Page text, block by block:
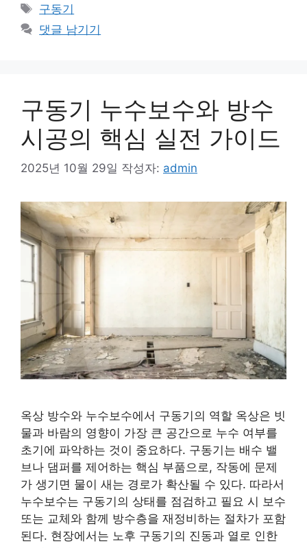
고
리
태
그
구동기
댓글 남기기
구동기 누수보수와 방수
시공의 핵심 실전 가이드
2025년 10월 29일 작성자: admin
옥상 방수와 누수보수에서 구동기의 역할 옥상은 빗
물과 바람의 영향이 가장 큰 공간으로 누수 여부를
초기에 파악하는 것이 중요하다. 구동기는 배수 밸
브나 댐퍼를 제어하는 핵심 부품으로, 작동에 문제
가 생기면 물이 새는 경로가 확산될 수 있다. 따라서
누수보수는 구동기의 상태를 점검하고 필요 시 보수
또는 교체와 함께 방수층을 재정비하는 절차가 포함
된다. 현장에서는 노후 구동기의 진동과 열로 인한